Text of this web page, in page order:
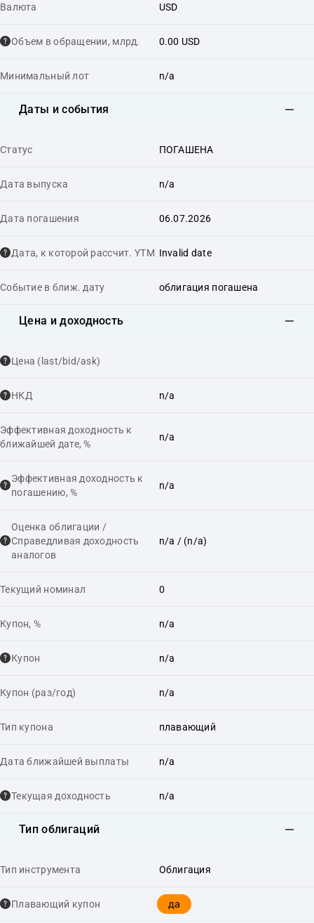
Валюта USD
Объем в обращении, млрд. 0.00 USD
Минимальный лот n/a
Даты и события
Статус ПОГАШЕНА
Дата выпуска n/a
Дата погашения 06.07.2026
Дата, к которой рассчит. YTM Invalid date
Событие в ближ. дату облигация погашена
Цена и доходность
Цена (last/bid/ask)
НКД n/a
Эффективная доходность к
ближайшей дате, %
n/a
Эффективная доходность к
погашению, %
n/a
Оценка облигации /
Справедливая доходность
аналогов
n/a / (n/a)
Текущий номинал 0
Купон, % n/a
Купон n/a
Купон (раз/год) n/a
Тип купона плавающий
Дата ближайшей выплаты n/a
Текущая доходность n/a
Тип облигаций
Тип инструмента Облигация
Плавающий купон да